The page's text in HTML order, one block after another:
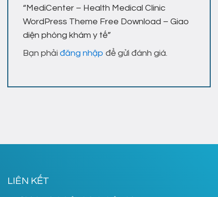
“MediCenter – Health Medical Clinic
WordPress Theme Free Download – Giao
diện phòng khám y tế”
Bạn phải đăng nhập để gửi đánh giá.
LIÊN KẾT